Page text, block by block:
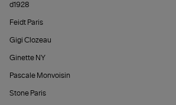
d1928
Feidt Paris
Gigi Clozeau
Ginette NY
Pascale Monvoisin
Stone Paris